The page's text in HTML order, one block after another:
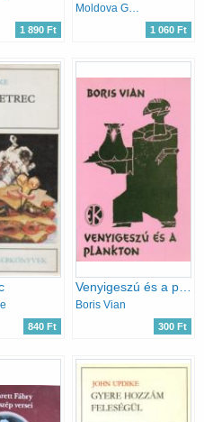
1 890 Ft
Moldova György
1 060 Ft
840 Ft
Venyigeszú és a plankton
Boris Vian
300 Ft